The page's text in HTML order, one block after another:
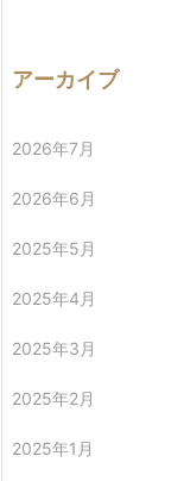
アーカイブ
2026年7月
2026年6月
2025年5月
2025年4月
2025年3月
2025年2月
2025年1月